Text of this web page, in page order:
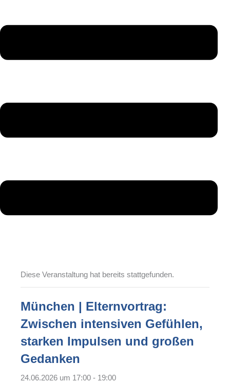
Diese Veranstaltung hat bereits stattgefunden.
München | Elternvortrag:
Zwischen intensiven Gefühlen,
starken Impulsen und großen
Gedanken
24.06.2026 um 17:00 - 19:00